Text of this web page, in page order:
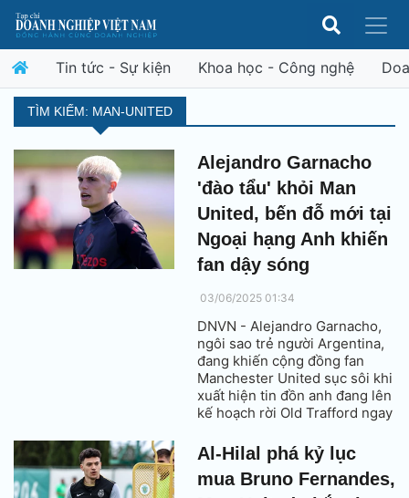
Tin tức - Sự kiện Khoa học - Công nghệ
TÌM KIẾM: MAN-UNITED
Alejandro Garnacho
'đào tẩu' khỏi Man
United, bến đỗ mới tại
Ngoại hạng Anh khiến
fan dậy sóng
03/06/2025 01:34
DNVN - Alejandro Garnacho,
ngôi sao trẻ người Argentina,
đang khiến cộng đồng fan
Manchester United sục sôi khi
xuất hiện tin đồn anh đang lên
kế hoạch rời Old Trafford ngay
2025.
Al-Hilal phá kỷ lục
mua Bruno Fernandes,